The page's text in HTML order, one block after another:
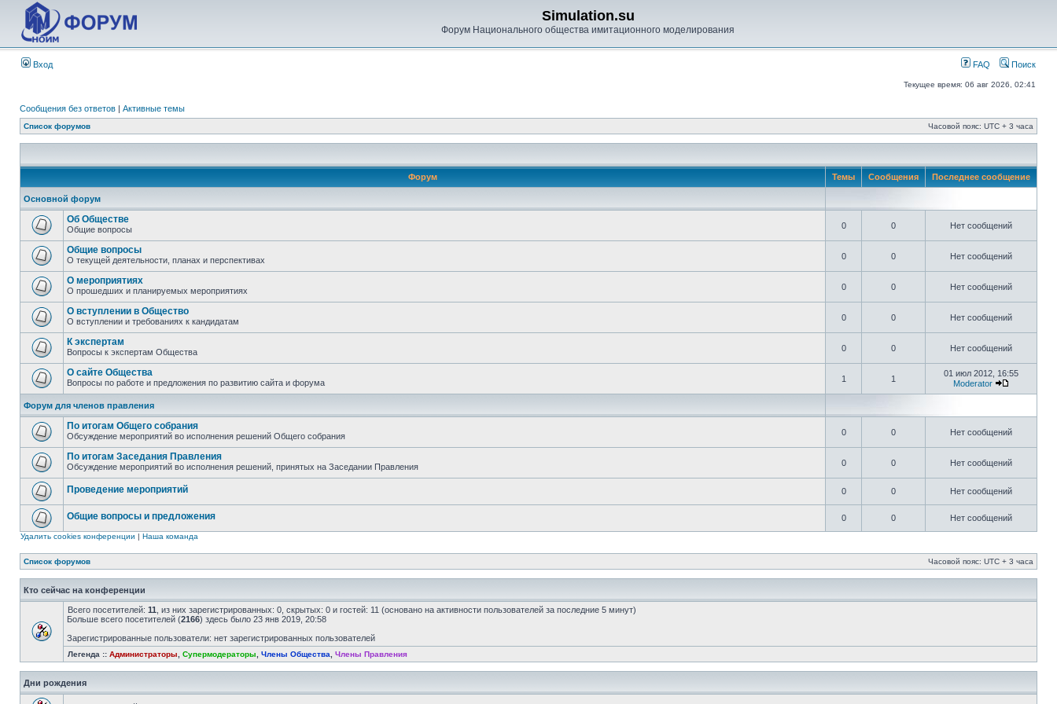
Simulation.su
Форум Национального общества имитационного моделирования
Вход FAQ Поиск
Текущее время: 06 авг 2026, 02:41
Сообщения без ответов | Активные темы
Список форумов Часовой пояс: UTC + 3 часа
Форум Темы Сообщения Последнее сообщение
Основной форум
Об Обществе
Общие вопросы 0 0 Нет сообщений
Общие вопросы
О текущей деятельности, планах и перспективах 0 0 Нет сообщений
О мероприятиях
О прошедших и планируемых мероприятиях 0 0 Нет сообщений
О вступлении в Общество
О вступлении и требованиях к кандидатам 0 0 Нет сообщений
К экспертам
Вопросы к экспертам Общества 0 0 Нет сообщений
О сайте Общества
Вопросы по работе и предложения по развитию сайта и форума 1 1
01 июл 2012, 16:55
Moderator
Форум для членов правления
По итогам Общего собрания
Обсуждение мероприятий во исполнения решений Общего собрания 0 0 Нет сообщений
По итогам Заседания Правления
Обсуждение мероприятий во исполнения решений, принятых на Заседании Правления 0 0 Нет сообщений
Проведение мероприятий 0 0 Нет сообщений
Общие вопросы и предложения 0 0 Нет сообщений
Удалить cookies конференции | Наша команда
Список форумов Часовой пояс: UTC + 3 часа
Кто сейчас на конференции
Всего посетителей: 11 , из них зарегистрированных: 0, скрытых: 0 и гостей: 11 (основано на активности пользователей за последние 5 минут)
Больше всего посетителей (2166) здесь было 23 янв 2019, 20:58
Зарегистрированные пользователи: нет зарегистрированных пользователей
Легенда :: Администраторы Супермодераторы Члены Общества Члены Правления
Дни рождения